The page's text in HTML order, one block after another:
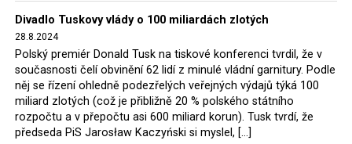
Hołownia, přímo řekli, že by se polská vláda měla
tomuto rozhodnutí podřídit.
Rozhodnutí polského ministra spravedlnosti jistě potěší
německé, české a polské ekology, ale i těžaře. Je těžké si
představit, že by o takové věci rozhodoval sám ministr
Bodnar. Musel získat politický souhlas vládnoucí koalice.
Divadlo Tuskovy vlády o 100 miliardách zlotých
28.8.2024
Polský premiér Donald Tusk na tiskové konferenci tvrdil, že v
současnosti čelí obvinění 62 lidí z minulé vládní garnitury. Podle
něj se řízení ohledně podezřelých veřejných výdajů týká 100
miliard zlotých (což je přibližně 20 % polského státního
rozpočtu a v přepočtu asi 600 miliard korun). Tusk tvrdí, že
předseda PiS Jarosław Kaczyński si myslel, […]